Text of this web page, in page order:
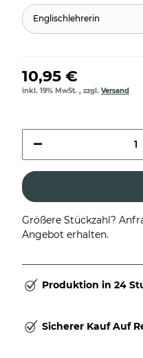
Englischlehrerin
10,95 €
inkl. 19% MwSt. , zzgl. Versand
Größere Stückzahl?
Angebot erhalten.
Produktion in 24
Sicherer Kauf Auf